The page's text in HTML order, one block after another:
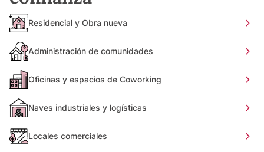
Residencial y Obra nueva
Administración de comunidades
Oficinas y espacios de Coworking
Naves industriales y logísticas
Locales comerciales